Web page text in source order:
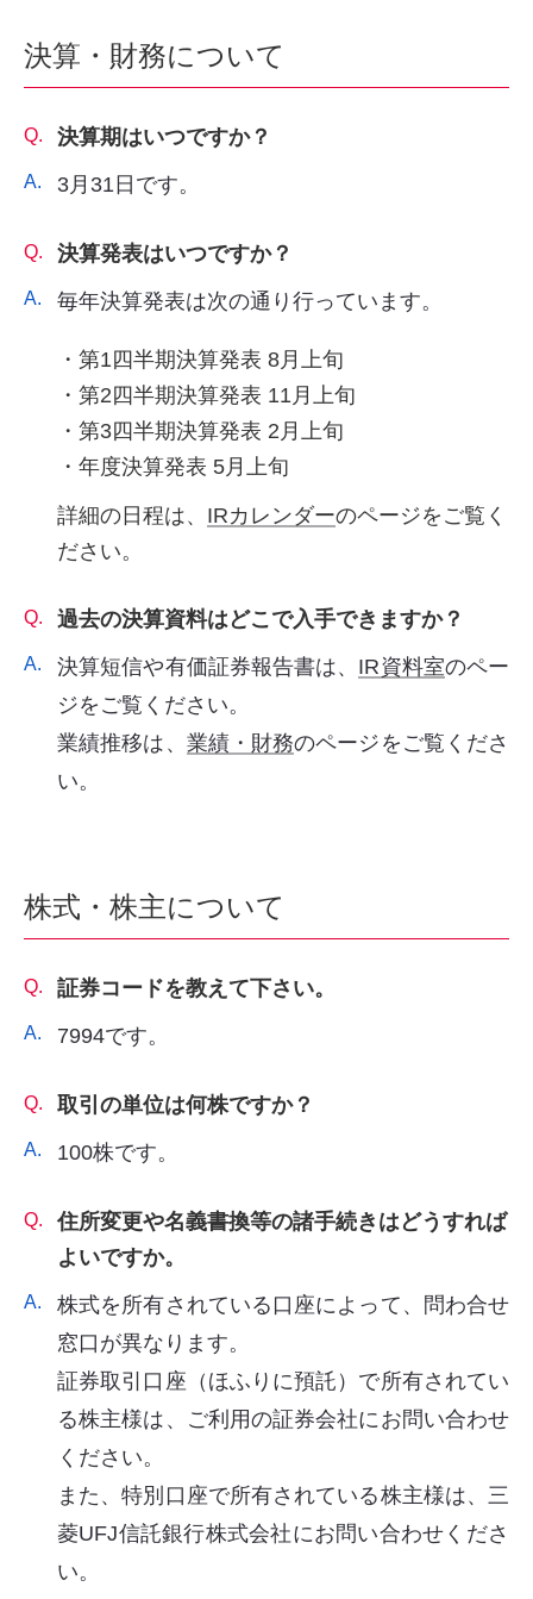
決算・財務について
Q. 決算期はいつですか？
A. 3月31日です。
Q. 決算発表はいつですか？
A. 毎年決算発表は次の通り行っています。
・第1四半期決算発表 8月上旬
・第2四半期決算発表 11月上旬
・第3四半期決算発表 2月上旬
・年度決算発表 5月上旬
詳細の日程は、 IRカレンダーのページをご覧く
ださい。
Q. 過去の決算資料はどこで入手できますか？
A. 決算短信や有価証券報告書は、 IR資料室のペー
ジをご覧ください。
業績推移は、 業績・財務のページをご覧くださ
い。
株式・株主について
Q. 証券コードを教えて下さい。
A. 7994です。
Q. 取引の単位は何株ですか？
A. 100株です。
Q.
住所変更や名義書換等の諸手続きはどうすれば
よいですか。
A.
株式を所有されている口座によって、問わ合せ
窓口が異なります。
証券取引口座（ほふりに預託）で所有されてい
る株主様は、ご利用の証券会社にお問い合わせ
ください。
また、特別口座で所有されている株主様は、三
菱UFJ信託銀行株式会社にお問い合わせくださ
い。